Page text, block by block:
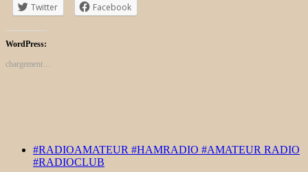
Twitter Facebook
WordPress:
chargement…
#RADIOAMATEUR #HAMRADIO #AMATEUR RADIO
#RADIOCLUB